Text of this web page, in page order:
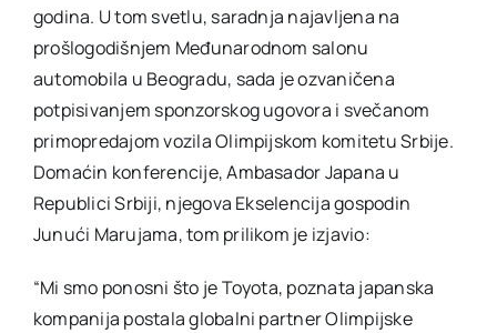
godina. U tom svetlu, saradnja najavljena na
prošlogodišnjem Međunarodnom salonu
automobila u Beogradu, sada je ozvaničena
potpisivanjem sponzorskog ugovora i svečanom
primopredajom vozila Olimpijskom komitetu Srbije.
Domaćin konferencije, Ambasador Japana u
Republici Srbiji, njegova Ekselencija gospodin
Junući Marujama, tom prilikom je izjavio:
“Mi smo ponosni što je Toyota, poznata japanska
kompanija postala globalni partner Olimpijske